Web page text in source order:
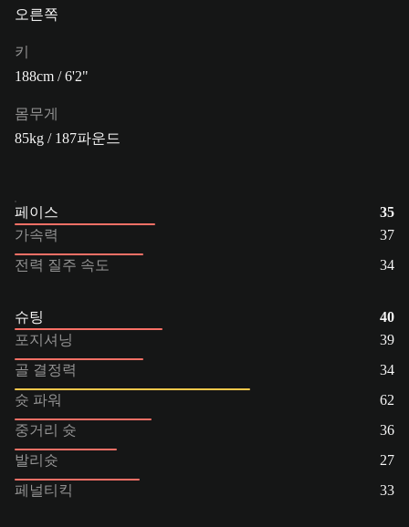
오른쪽
키
188cm / 6'2"
몸무게
85kg / 187파운드
페이스
35
가속력
37
전력 질주 속도
34
슈팅
40
포지셔닝
39
골 결정력
34
슛 파워
62
중거리 슛
36
발리슛
27
페널티킥
33